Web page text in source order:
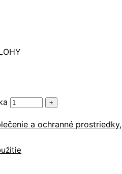
a ochranné prostriedky,